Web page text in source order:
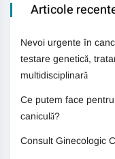
Articole
Nevoi urgente în
testare genetică,
multidisciplinară
Ce putem face
caniculă?
Consult Ginecologic